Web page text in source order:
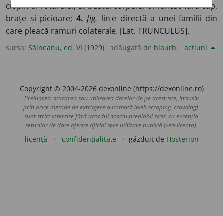
cioplit al rotarului;3.bustul corpului omenesc fără cap,
brațe și picioare; 4. fig. linie directă a unei familii din
care pleacă ramuri colaterale. [Lat. TRUNCULUS].
sursa: Șăineanu, ed. VI (1929) adăugată de blaurb. acțiuni
Copyright © 2004-2026 dexonline (https://dexonline.ro)
Preluarea, stocarea sau utilizarea datelor de pe acest site, inclusiv
prin orice metode de extragere automată (web scraping, crawling),
sunt strict interzise fără acordul nostru prealabil scris, cu excepția
seturilor de date oferite oficial spre utilizare publică (vezi licența).
licență confidențialitate găzduit de Hosterion